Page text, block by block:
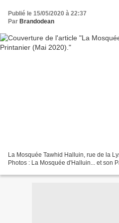
Publié le 15/05/2020 à 22:37
Par Brandodean
La Mosquée Tawhid Halluin, rue de la
Photos : La Mosquée d'Halluin... et son